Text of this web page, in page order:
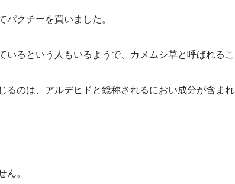
クチーを買いました。
いるという人もいるようで、カメムシ草と呼ばれるこ
るのは、アルデヒドと総称されるにおい成分が含まれ
ん。